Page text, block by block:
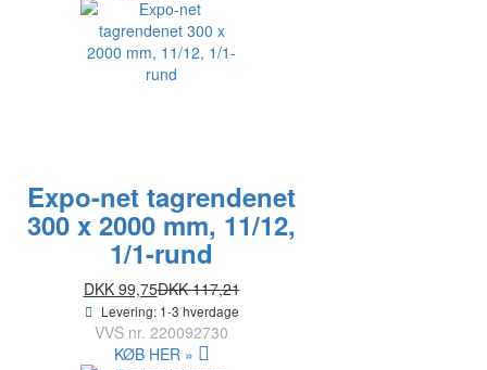
Expo-net tagrendenet
300 x 2000 mm, 11/12,
1/1-rund
DKK 99,75DKK 117,21
Levering: 1-3 hverdage
VVS nr. 220092730
KØB HER »